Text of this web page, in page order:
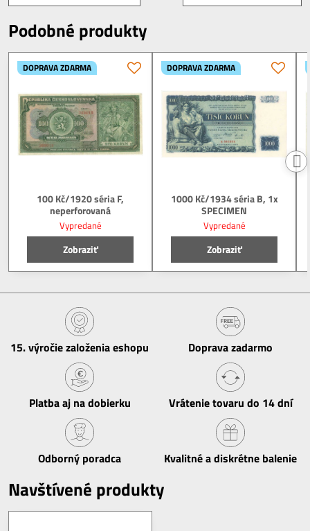
Podobné produkty
DOPRAVA ZDARMA
100 Kč/1920 séria F,
neperforovaná
Vypredané
Zobraziť
DOPRAVA ZDARMA
1000 Kč/1934 séria B, 1x
SPECIMEN
Vypredané
Zobraziť
15​. výročie založenia eshopu Doprava zadarmo
Platba aj na dobierku Vrátenie tovaru do 14 dní
Odborný poradca Kvalitné a diskrétne balenie
Navštívené produkty